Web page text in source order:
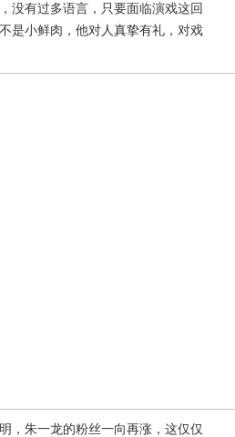
有过多语言，只要面临演戏这回
是小鲜肉，他对人真挚有礼，对戏
朱一龙的粉丝一向再涨，这仅仅